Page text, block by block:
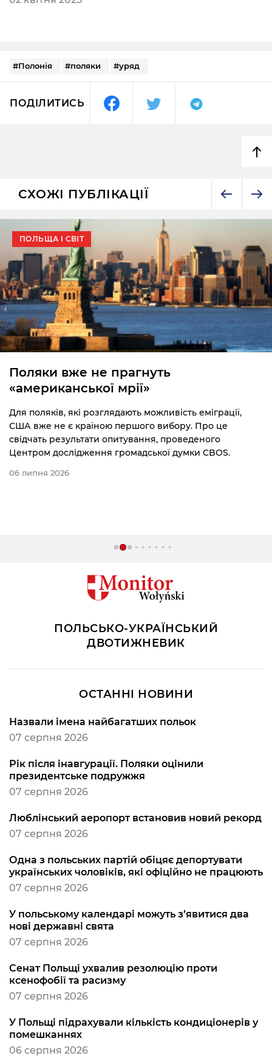
#Полонія #поляки #уряд
ПОДІЛИТИСЬ
СХОЖІ ПУБЛІКАЦІЇ
ПОЛЬЩА І СВІТ
Поляки вже не прагнуть
«американської мрії»
Для поляків, які розглядають можливість еміграції,
США вже не є країною першого вибору. Про це
свідчать результати опитування, проведеного
Центром дослідження громадської думки CBOS.
06 липня 2026
ПОЛЬСЬКО-УКРАЇНСЬКИЙ
ДВОТИЖНЕВИК
ОСТАННІ НОВИНИ
Назвали імена найбагатших польок
07 серпня 2026
Рік після інавгурації. Поляки оцінили
президентське подружжя
07 серпня 2026
Люблінський аеропорт встановив новий рекорд
07 серпня 2026
Одна з польських партій обіцяє депортувати
українських чоловіків, які офіційно не працюють
07 серпня 2026
У польському календарі можуть з’явитися два
нові державні свята
07 серпня 2026
Сенат Польщі ухвалив резолюцію проти
ксенофобії та расизму
07 серпня 2026
У Польщі підрахували кількість кондиціонерів у
помешканнях
06 серпня 2026